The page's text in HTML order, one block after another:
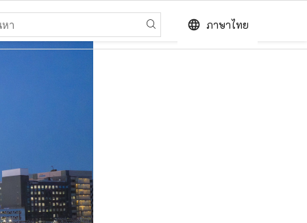
language ภาษาไทย